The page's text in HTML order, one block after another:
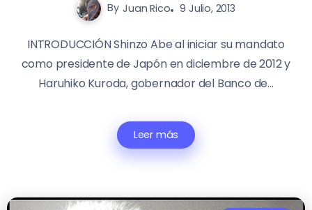
By Juan Rico 9 Julio, 2013
INTRODUCCIÓN Shinzo Abe al iniciar su mandato
como presidente de Japón en diciembre de 2012 y
Haruhiko Kuroda, gobernador del Banco de...
Leer más